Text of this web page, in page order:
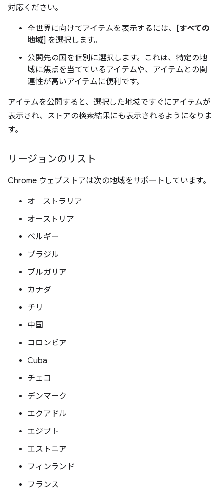
対応ください。
全世界に向けてアイテムを表示するには、[すべての
地域] を選択します。
公開先の国を個別に選択します。これは、特定の地
域に焦点を当てているアイテムや、アイテムとの関
連性が高いアイテムに便利です。
アイテムを公開すると、選択した地域ですぐにアイテムが
表示され、ストアの検索結果にも表示されるようになりま
す。
リージョンのリスト
Chrome ウェブストアは次の地域をサポートしています。
オーストラリア
オーストリア
ベルギー
ブラジル
ブルガリア
カナダ
チリ
中国
コロンビア
Cuba
チェコ
デンマーク
エクアドル
エジプト
エストニア
フィンランド
フランス